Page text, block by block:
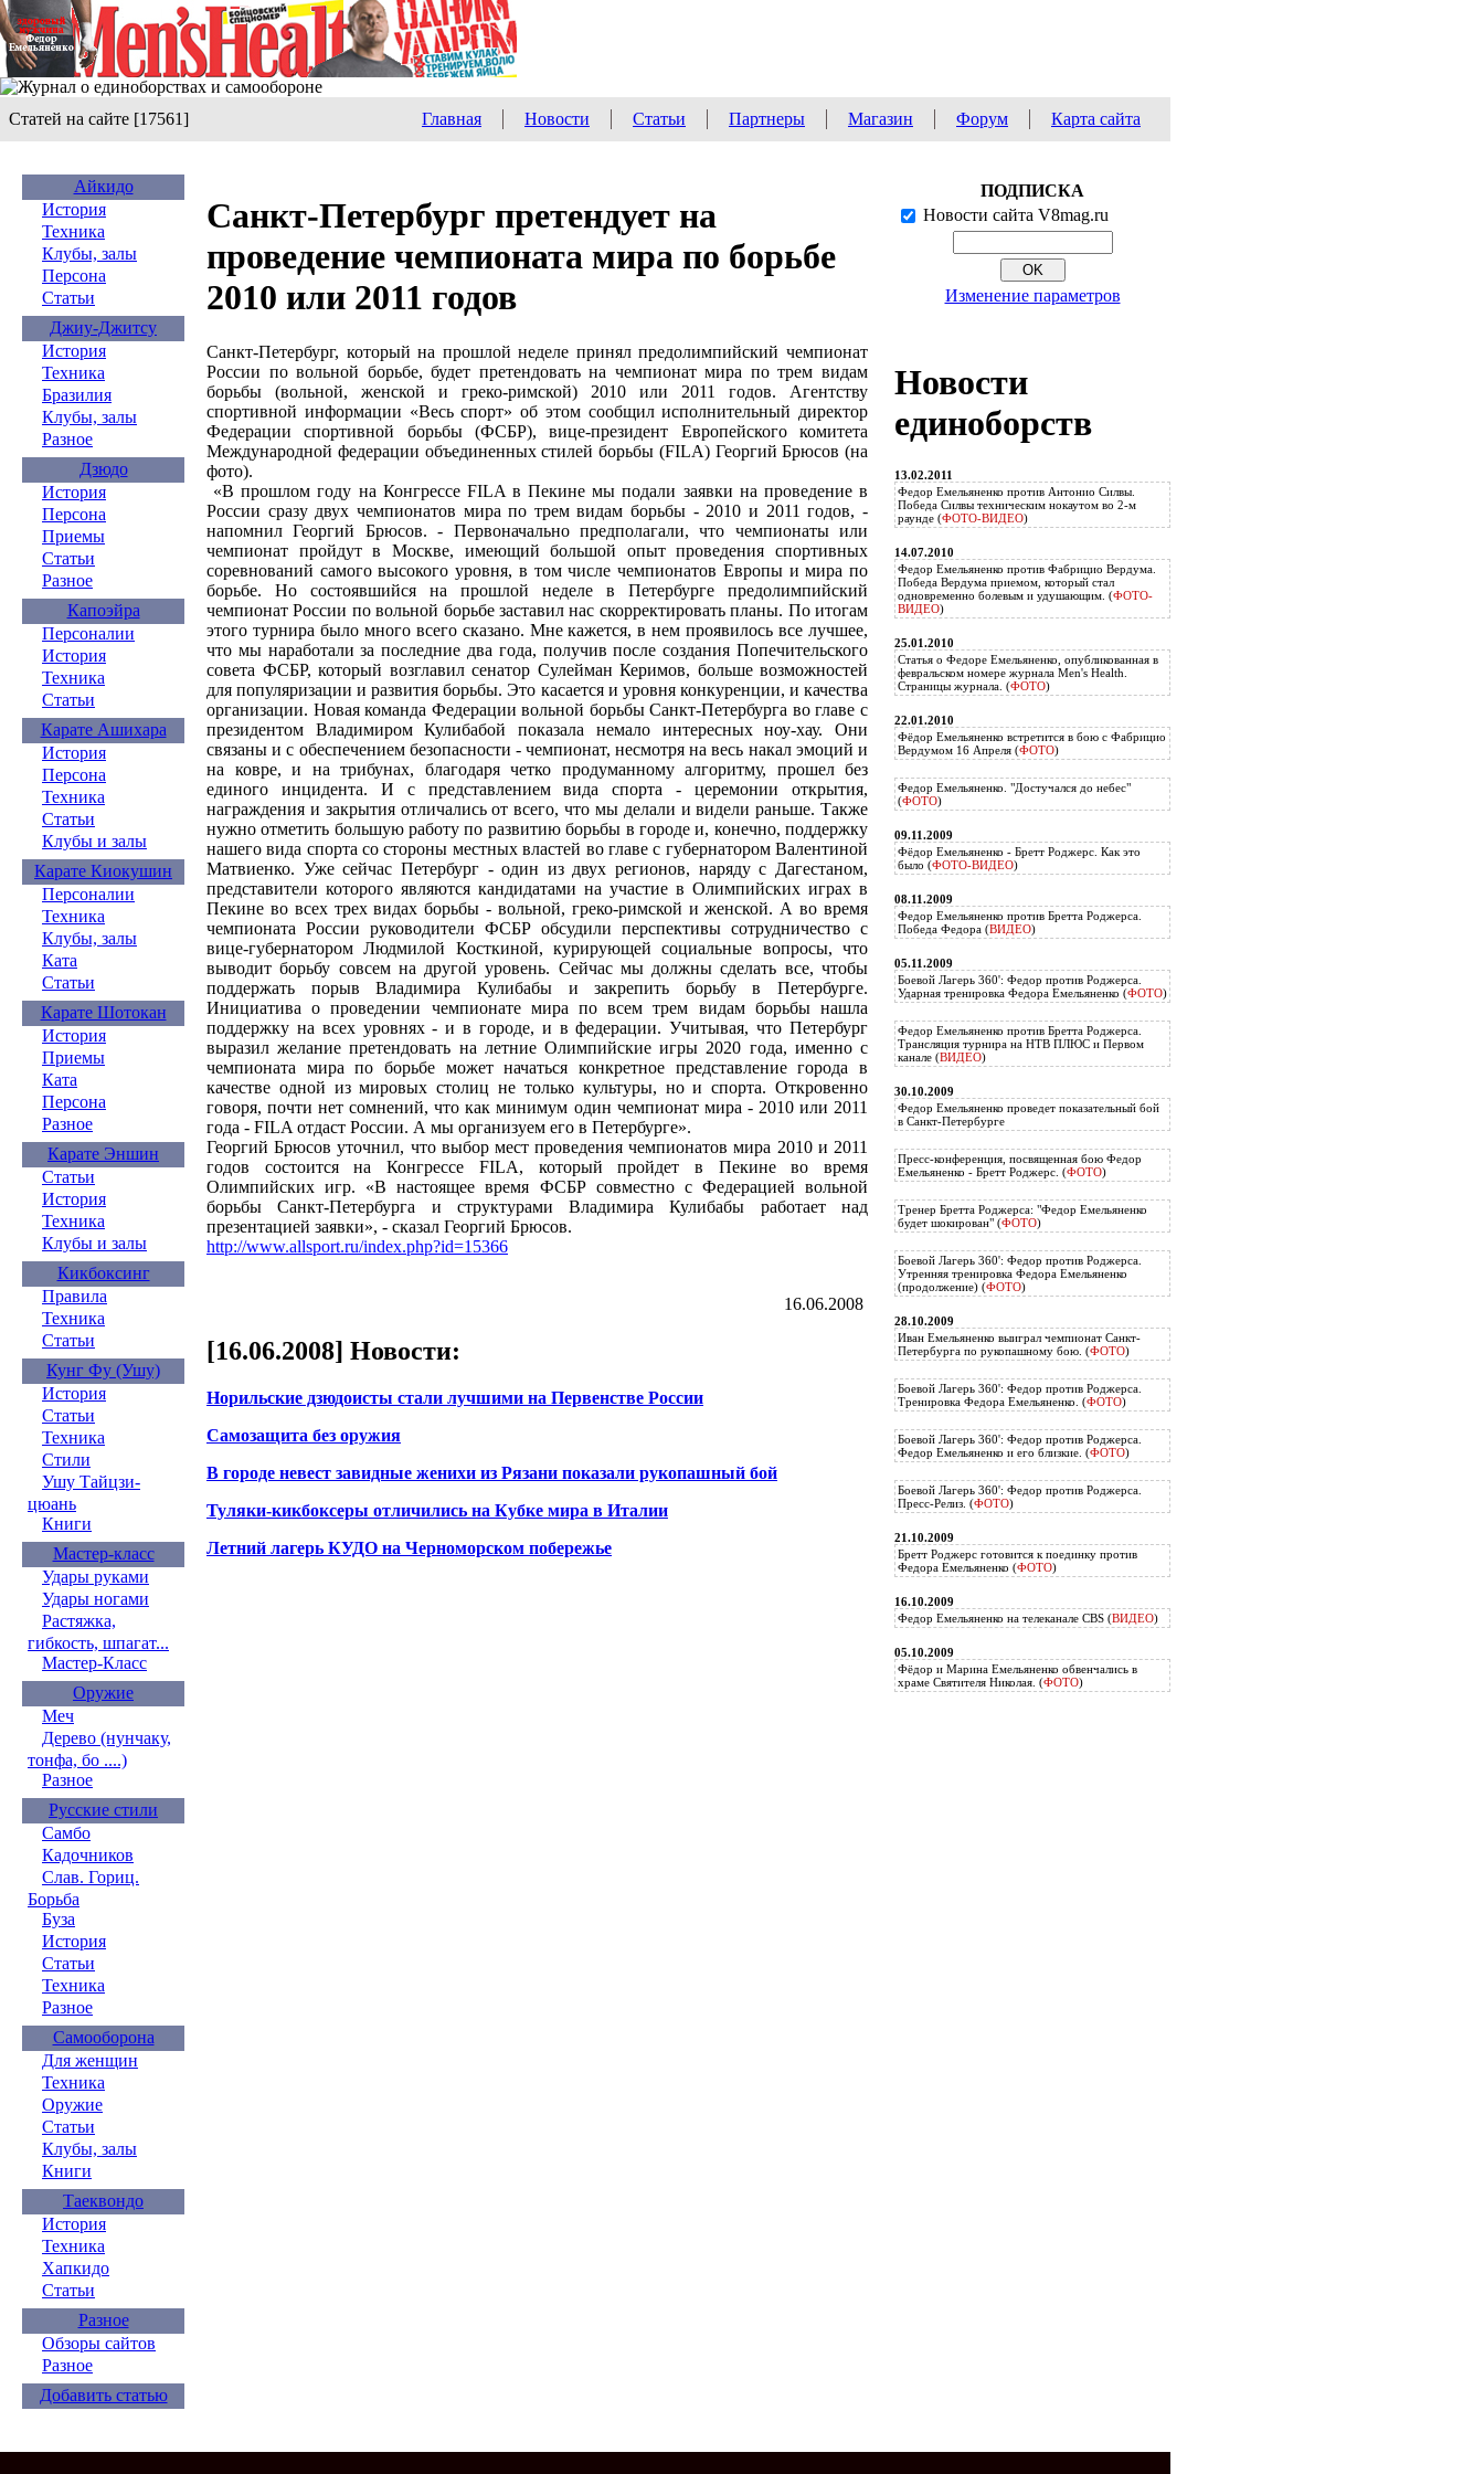
Статей на сайте [17561] Главная Новости Статьи Партнеры Магазин Форум Карта сайта
Айкидо
История
Техника
Клубы, залы
Персона
Статьи
Джиу-Джитсу
История
Техника
Бразилия
Клубы, залы
Разное
Дзюдо
История
Персона
Приемы
Статьи
Разное
Капоэйра
Персоналии
История
Техника
Статьи
Карате Ашихара
История
Персона
Техника
Статьи
Клубы и залы
Карате Киокушин
Персоналии
Техника
Клубы, залы
Ката
Статьи
Карате Шотокан
История
Приемы
Ката
Персона
Разное
Карате Эншин
Статьи
История
Техника
Клубы и залы
Кикбоксинг
Правила
Техника
Статьи
Кунг Фу (Ушу)
История
Статьи
Техника
Стили
Ушу Тайцзи-
цюань
Книги
Мастер-класс
Удары руками
Удары ногами
Растяжка,
гибкость, шпагат...
Мастер-Класс
Оружие
Меч
Дерево (нунчаку,
тонфа, бо ....)
Разное
Русские стили
Самбо
Кадочников
Слав. Гориц.
Борьба
Буза
История
Статьи
Техника
Разное
Самооборона
Для женщин
Техника
Оружие
Статьи
Клубы, залы
Книги
Таеквондо
История
Техника
Хапкидо
Статьи
Разное
Обзоры сайтов
Разное
Добавить статью
Санкт-Петербург претендует на
проведение чемпионата мира по борьбе
2010 или 2011 годов
Санкт-Петербург, который на прошлой неделе принял предолимпийский чемпионат
России по вольной борьбе, будет претендовать на чемпионат мира по трем видам
борьбы (вольной, женской и греко-римской) 2010 или 2011 годов. Агентству
спортивной информации «Весь спорт» об этом сообщил исполнительный директор
Федерации спортивной борьбы (ФСБР), вице-президент Европейского комитета
Международной федерации объединенных стилей борьбы (FILA) Георгий Брюсов (на
фото).
«В прошлом году на Конгрессе FILA в Пекине мы подали заявки на проведение в
России сразу двух чемпионатов мира по трем видам борьбы - 2010 и 2011 годов, -
напомнил Георгий Брюсов. - Первоначально предполагали, что чемпионаты или
чемпионат пройдут в Москве, имеющий большой опыт проведения спортивных
соревнований самого высокого уровня, в том числе чемпионатов Европы и мира по
борьбе. Но состоявшийся на прошлой неделе в Петербурге предолимпийский
чемпионат России по вольной борьбе заставил нас скорректировать планы. По итогам
этого турнира было много всего сказано. Мне кажется, в нем проявилось все лучшее,
что мы наработали за последние два года, получив после создания Попечительского
совета ФСБР, который возглавил сенатор Сулейман Керимов, больше возможностей
для популяризации и развития борьбы. Это касается и уровня конкуренции, и качества
организации. Новая команда Федерации вольной борьбы Санкт-Петербурга во главе с
президентом Владимиром Кулибабой показала немало интересных ноу-хау. Они
связаны и с обеспечением безопасности - чемпионат, несмотря на весь накал эмоций и
на ковре, и на трибунах, благодаря четко продуманному алгоритму, прошел без
единого инцидента. И с представлением вида спорта - церемонии открытия,
награждения и закрытия отличались от всего, что мы делали и видели раньше. Также
нужно отметить большую работу по развитию борьбы в городе и, конечно, поддержку
нашего вида спорта со стороны местных властей во главе с губернатором Валентиной
Матвиенко. Уже сейчас Петербург - один из двух регионов, наряду с Дагестаном,
представители которого являются кандидатами на участие в Олимпийских играх в
Пекине во всех трех видах борьбы - вольной, греко-римской и женской. А во время
чемпионата России руководители ФСБР обсудили перспективы сотрудничество с
вице-губернатором Людмилой Косткиной, курирующей социальные вопросы, что
выводит борьбу совсем на другой уровень. Сейчас мы должны сделать все, чтобы
поддержать порыв Владимира Кулибабы и закрепить борьбу в Петербурге.
Инициатива о проведении чемпионате мира по всем трем видам борьбы нашла
поддержку на всех уровнях - и в городе, и в федерации. Учитывая, что Петербург
выразил желание претендовать на летние Олимпийские игры 2020 года, именно с
чемпионата мира по борьбе может начаться конкретное представление города в
качестве одной из мировых столиц не только культуры, но и спорта. Откровенно
говоря, почти нет сомнений, что как минимум один чемпионат мира - 2010 или 2011
года - FILA отдаст России. А мы организуем его в Петербурге».
Георгий Брюсов уточнил, что выбор мест проведения чемпионатов мира 2010 и 2011
годов состоится на Конгрессе FILA, который пройдет в Пекине во время
Олимпийских игр. «В настоящее время ФСБР совместно с Федерацией вольной
борьбы Санкт-Петербурга и структурами Владимира Кулибабы работает над
презентацией заявки», - сказал Георгий Брюсов.
http://www.allsport.ru/index.php?id=15366
16.06.2008
[16.06.2008] Новости:
Норильские дзюдоисты стали лучшими на Первенстве России
Самозащита без оружия
В городе невест завидные женихи из Рязани показали рукопашный бой
Туляки-кикбоксеры отличились на Кубке мира в Италии
Летний лагерь КУДО на Черноморском побережье
ПОДПИСКА
Новости сайта V8mag.ru
Изменение параметров
Новости
единоборств
13.02.2011
Федор Емельяненко против Антонио Силвы.
Победа Силвы техническим нокаутом во 2-м
раунде (ФОТО-ВИДЕО)
14.07.2010
Федор Емельяненко против Фабрицио Вердума.
Победа Вердума приемом, который стал
одновременно болевым и удушающим. (ФОТО-
ВИДЕО)
25.01.2010
Статья о Федоре Емельяненко, опубликованная в
февральском номере журнала Men's Health.
Страницы журнала. (ФОТО)
22.01.2010
Фёдор Емельяненко встретится в бою с Фабрицио
Вердумом 16 Апреля (ФОТО)
Федор Емельяненко. "Достучался до небес"
(ФОТО)
09.11.2009
Фёдор Емельяненко - Бретт Роджерс. Как это
было (ФОТО-ВИДЕО)
08.11.2009
Федор Емельяненко против Бретта Роджерса.
Победа Федора (ВИДЕО)
05.11.2009
Боевой Лагерь 360': Федор против Роджерса.
Ударная тренировка Федора Емельяненко (ФОТО)
Федор Емельяненко против Бретта Роджерса.
Трансляция турнира на НТВ ПЛЮС и Первом
канале (ВИДЕО)
30.10.2009
Федор Емельяненко проведет показательный бой
в Санкт-Петербурге
Пресс-конференция, посвященная бою Федор
Емельяненко - Бретт Роджерс. (ФОТО)
Тренер Бретта Роджерса: "Федор Емельяненко
будет шокирован" (ФОТО)
Боевой Лагерь 360': Федор против Роджерса.
Утренняя тренировка Федора Емельяненко
(продолжение) (ФОТО)
28.10.2009
Иван Емельяненко выиграл чемпионат Санкт-
Петербурга по рукопашному бою. (ФОТО)
Боевой Лагерь 360': Федор против Роджерса.
Тренировка Федора Емельяненко. (ФОТО)
Боевой Лагерь 360': Федор против Роджерса.
Федор Емельяненко и его близкие. (ФОТО)
Боевой Лагерь 360': Федор против Роджерса.
Пресс-Релиз. (ФОТО)
21.10.2009
Бретт Роджерс готовится к поединку против
Федора Емельяненко (ФОТО)
16.10.2009
Федор Емельяненко на телеканале CBS (ВИДЕО)
05.10.2009
Фёдор и Марина Емельяненко обвенчались в
храме Святителя Николая. (ФОТО)